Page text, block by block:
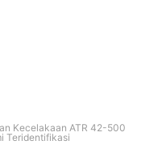
Kecelakaan ATR 42-500
Teridentifikasi